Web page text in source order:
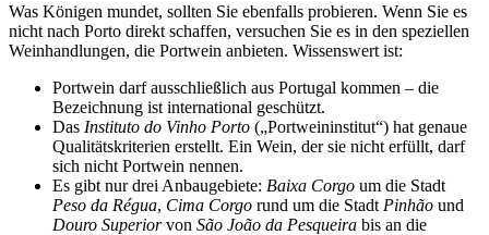
Was Königen mundet, sollten Sie ebenfalls probieren. Wenn Sie es
nicht nach Porto direkt schaffen, versuchen Sie es in den speziellen
Weinhandlungen, die Portwein anbieten. Wissenswert ist:
Portwein darf ausschließlich aus Portugal kommen – die
Bezeichnung ist international geschützt.
Das Instituto do Vinho Porto („Portweininstitut“) hat genaue
Qualitätskriterien erstellt. Ein Wein, der sie nicht erfüllt, darf
sich nicht Portwein nennen.
Es gibt nur drei Anbaugebiete: Baixa Corgo um die Stadt
Peso da Régua, Cima Corgo rund um die Stadt Pinhão und
Douro Superiorvon São João da Pesqueira bis an die